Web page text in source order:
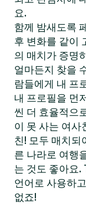
요.
함께 밤새도록
후 변화를 같이
의 매치가 증명
얼마든지 찾을
람들에게 내 프
내 프로필을 먼
씬 더 효율적으
이 못 사는 여사
친! 모두 매치되
른 나라로 여행
는 것도 좋아요
언어로 사용하
없죠!